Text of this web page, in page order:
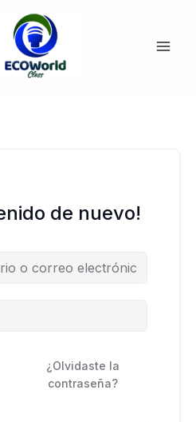
de nuevo!
¿Olvidaste la
contraseña?